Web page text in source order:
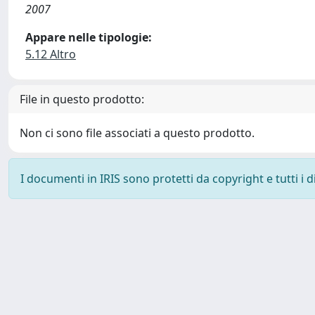
2007
Appare nelle tipologie:
5.12 Altro
File in questo prodotto:
Non ci sono file associati a questo prodotto.
I documenti in IRIS sono protetti da copyright e tutti i